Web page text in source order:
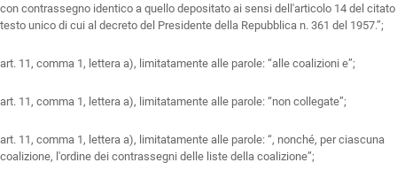
con contrassegno identico a quello depositato ai sensi dell'articolo 14 del citato
testo unico di cui al decreto del Presidente della Repubblica n. 361 del 1957.”;
art. 11, comma 1, lettera a), limitatamente alle parole: “alle coalizioni e”;
art. 11, comma 1, lettera a), limitatamente alle parole: “non collegate”;
art. 11, comma 1, lettera a), limitatamente alle parole: “, nonché, per ciascuna
coalizione, l'ordine dei contrassegni delle liste della coalizione”;